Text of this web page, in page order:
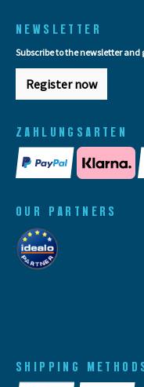
NEWSLETTER
Subscribe to the newsletter and
Register now
ZAHLUNGSARTEN
SHIPPING
OUR PARTNERS